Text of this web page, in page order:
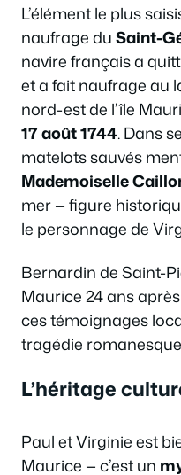
L’élément le plus
naufrage duSaint-
navire français a
et a fait naufrage au
nord-est de l’île
17 août 1744. Dans
matelots sauvés
Mademoiselle
mer — figure
le personnage de
Bernardin de Saint-
Maurice 24 ans
ces témoignages
tragédie
L’héritage
Paul et Virginieest
Maurice — c’est un